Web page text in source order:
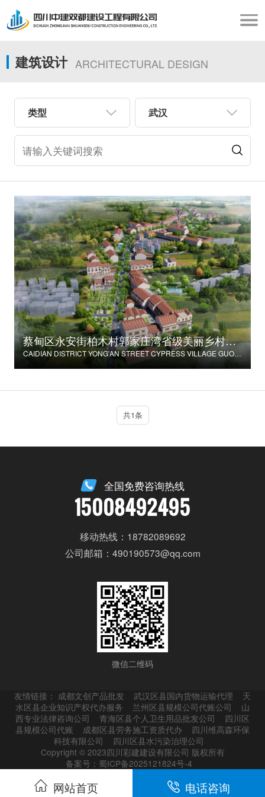
建筑设计 ARCHITECTURAL DESIGN
类型 武汉
蔡甸区永安街柏木村郭家庄湾省级美丽乡村试点建设项目
CAIDIAN DISTRICT YONG'AN STREET CYPRESS VILLAGE GUOJIAZHUANG BAY PROVINCIAL BEAUTIFUL VILLAGE PILOT CONSTRUCTION PROJECT
共1条
全国免费咨询热线
15008492495
移动热线：18782089692
公司邮箱：490190573@qq.com
微信二维码
友情链接： 成都文创产品批发 武汉区县国内货物运输代理
天
水区县企业知识产权代办服务
兰州区县规模公司代账公司
山
西专业法律咨询公司
青海区县个人卫生用品批发公司
四川区
县规模公司代账
成都区县劳务施工资质代办
四川维高森环保
科技有限公司
四川区县水污染治理公司
Copyright © 2023四川彩建建设有限公司 版权所有
备案号：蜀ICP备2025121824号-4
网站首页 电话咨询